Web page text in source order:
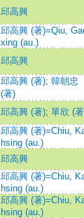
邱高興
邱高興 (著)=Qiu,
xing (au.)
邱高興
邱高興 (著); 韓朝忠
(著)
邱高興 (著); 單欣 (
邱高興 (著)=Chiu,
hsing (au.)
邱高興
邱高興 (著)=Chiu,
hsing (au.)
邱高興 (著)=Chiu,
hsing (au.)